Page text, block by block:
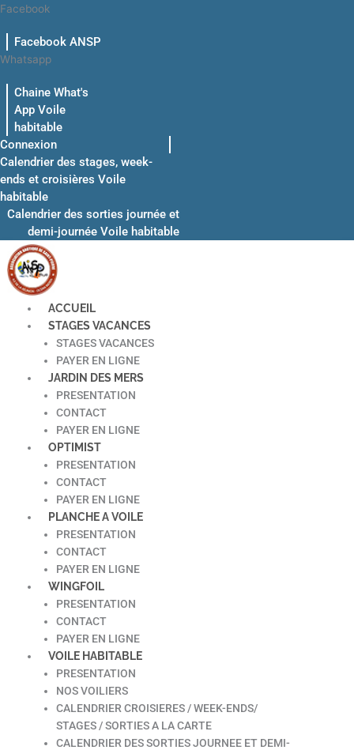
Aller
contenu
Facebook
Facebook ANSP
Whatsapp
Chaine What's
App Voile
habitable
Connexion
Calendrier des stages, week-
ends et croisières Voile
habitable
Calendrier des sorties journée et
demi-journée Voile habitable
ACCUEIL
STAGES VACANCES
STAGES VACANCES
PAYER EN LIGNE
JARDIN DES MERS
PRESENTATION
CONTACT
PAYER EN LIGNE
OPTIMIST
PRESENTATION
CONTACT
PAYER EN LIGNE
PLANCHE A VOILE
PRESENTATION
CONTACT
PAYER EN LIGNE
WINGFOIL
PRESENTATION
CONTACT
PAYER EN LIGNE
VOILE HABITABLE
PRESENTATION
NOS VOILIERS
CALENDRIER CROISIERES / WEEK-ENDS/
STAGES / SORTIES A LA CARTE
CALENDRIER DES SORTIES JOURNEE ET DEMI-